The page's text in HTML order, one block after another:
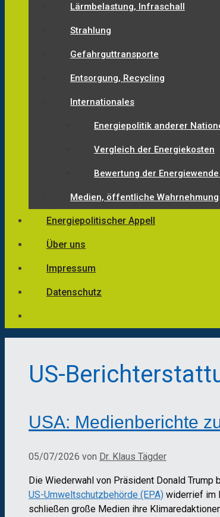
Lärmbelastung, Infraschall
Strahlung
Gefahrguttransporte
Entsorgung, Recycling
Internationales
Energiepolitik anderer
Vergleich der Energiekosten
Bewertung der Energiewende
Medien, öffentliche Wahrnehmung
Energiepolitischer Appell
Über uns
Impressum
Datenschutz
US-
USA: Medienberichte
05/07/2026 von Dr. Klaus Tägder
Die Wiederwahl von Präsident Donald
US-Umweltschutzbehörde (EPA) widerrief im
schließen große Medien ihre